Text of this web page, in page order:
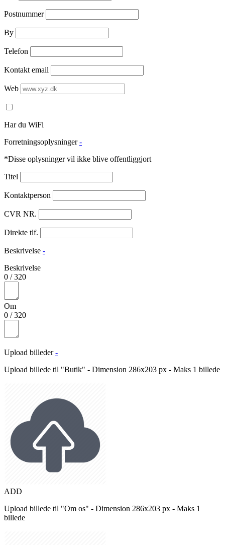
Postnummer
By
Telefon
Kontakt email
Web
Har du WiFi
Forretningsoplysninger -
*Disse oplysninger vil ikke blive offentliggjort
Titel
Kontaktperson
CVR NR.
Direkte tlf.
Beskrivelse -
Beskrivelse
0 /320
Om
0 /320
Upload billeder -
Upload billede til "Butik" - Dimension 286x203 px - Maks 1 billede
ADD
Upload billede til "Om os" - Dimension 286x203 px - Maks 1
billede